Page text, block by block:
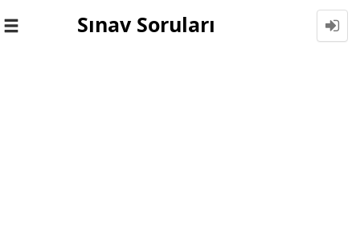
Toggle
Sınav Soruları